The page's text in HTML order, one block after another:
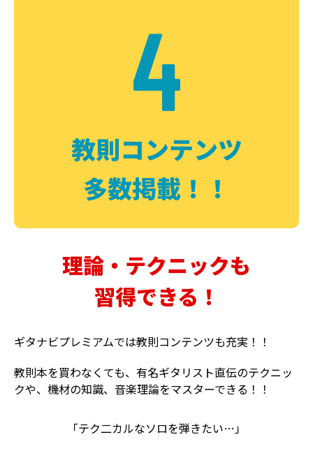
4
教則コンテンツ
多数掲載！！
理論・テクニックも
習得できる！
ギタナビプレミアムでは教則コンテンツも充実！！
教則本を買わなくても、有名ギタリスト直伝のテクニッ
クや、機材の知識、音楽理論をマスターできる！！
「テク二カルなソロを弾きたい…」